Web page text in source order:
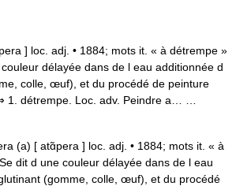
] loc. adj. • 1884; mots it. « à détrempe »
délayée dans de l eau additionnée d
colle, œuf), et du procédé de peinture
1. détrempe. Loc. adv. Peindre a… …
(a) [ atɑ̃pera ] loc. adj. • 1884; mots it. « à
dit d une couleur délayée dans de l eau
(gomme, colle, œuf), et du procédé